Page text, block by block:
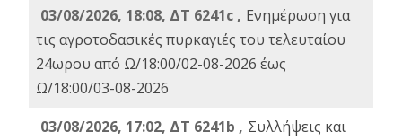
03/08/2026, 18:08, ΔΤ 6241c , Ενημέρωση για
τις αγροτοδασικές πυρκαγιές του τελευταίου
24ωρου από Ω/18:00/02-08-2026 έως
Ω/18:00/03-08-2026
03/08/2026, 17:02, ΔΤ 6241b , Συλλήψεις και